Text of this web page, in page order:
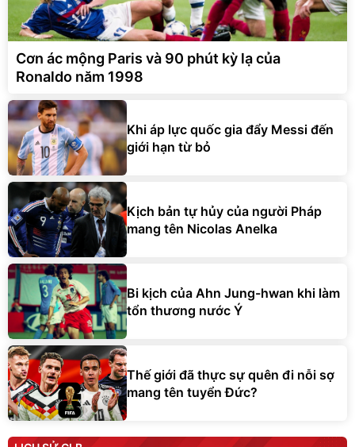
Cơn ác mộng Paris và 90 phút kỳ lạ của
Ronaldo năm 1998
Khi áp lực quốc gia đẩy Messi đến
giới hạn từ bỏ
Kịch bản tự hủy của người Pháp
mang tên Nicolas Anelka
Bi kịch của Ahn Jung-hwan khi làm
tổn thương nước Ý
Thế giới đã thực sự quên đi nỗi sợ
mang tên tuyển Đức?